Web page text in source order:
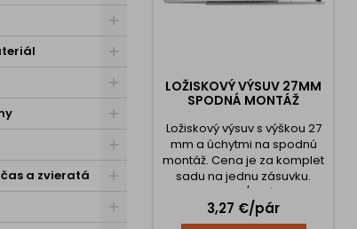
a zvieratá
LOŽISKOVÝ VÝSUV 27MM
SPODNÁ MONTÁŽ
Ložiskový výsuv s výškou 27
mm a úchytmi na spodnú
montáž. Cena je za komplet
sadu na jednu zásuvku.
Vysunutie 3/4 zásuvky.
Cena
3,27 €/pár